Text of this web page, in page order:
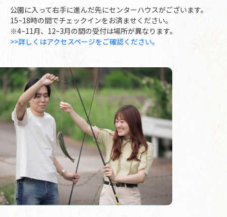
公園に入って右手に進んだ先にセンターハウスがございます。
15~18時の間でチェックインをお済ませください。
※4~11月、12~3月の間の受付は場所が異なります。
>>詳しくはアクセスページをご確認ください。